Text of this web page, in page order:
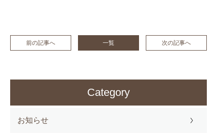
前の記事へ 一覧 次の記事へ
Category
お知らせ